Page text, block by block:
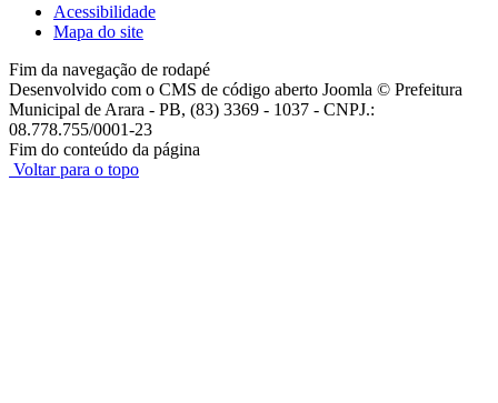
Acessibilidade
Mapa do site
Fim da navegação de rodapé
Desenvolvido com o CMS de código aberto Joomla © Prefeitura
Municipal de Arara - PB, (83) 3369 - 1037 - CNPJ.:
08.778.755/0001-23
Fim do conteúdo da página
Voltar para o topo